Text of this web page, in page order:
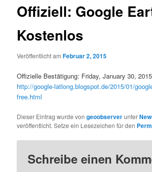
Offiziell: Google
Kostenlos
Veröffentlicht amFebruar 2, 2015
Offizielle Bestätigung: Friday, January 30,
http://google-latlong.blogspot.de/2015/01/
free.html
Dieser Eintrag wurde vongeoobserverunter
veröffentlicht. Setze ein Lesezeichen für den
Schreibe einen